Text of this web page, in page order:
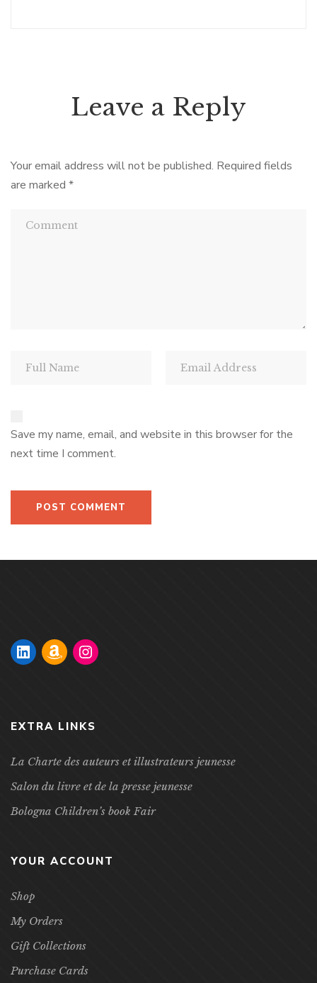
Leave a Reply
Your email address will not be published. Required fields
are marked *
Save my name, email, and website in this browser for the
next time I comment.
EXTRA LINKS
La Charte des auteurs et illustrateurs jeunesse
Salon du livre et de la presse jeunesse
Bologna Children’s book Fair
YOUR ACCOUNT
Shop
My Orders
Gift Collections
Purchase Cards